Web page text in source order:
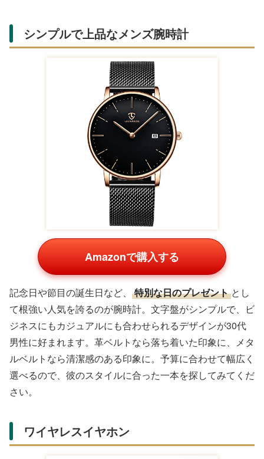
シンプルで上品なメンズ腕時計
Amazonで購入する
記念日や節目の誕生日など、 特別な日のプレゼント とし
て根強い人気を誇るのが腕時計。文字盤がシンプルで、ビ
ジネスにもカジュアルにも合わせられるデザインが30代
男性に好まれます。革ベルトなら落ち着いた印象に、メタ
ルベルトなら清潔感のある印象に。予算に合わせて幅広く
選べるので、彼のスタイルに合った一本を探してみてくだ
さい。
ワイヤレスイヤホン